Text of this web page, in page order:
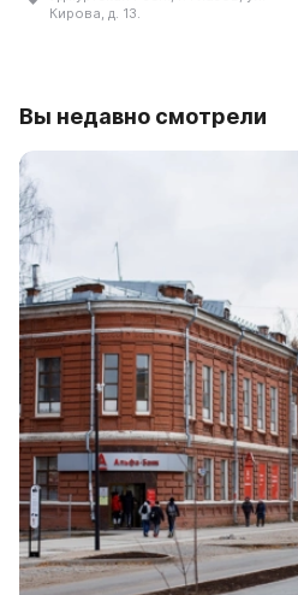
Кирова, д. 13.
Вы недавно смотрели